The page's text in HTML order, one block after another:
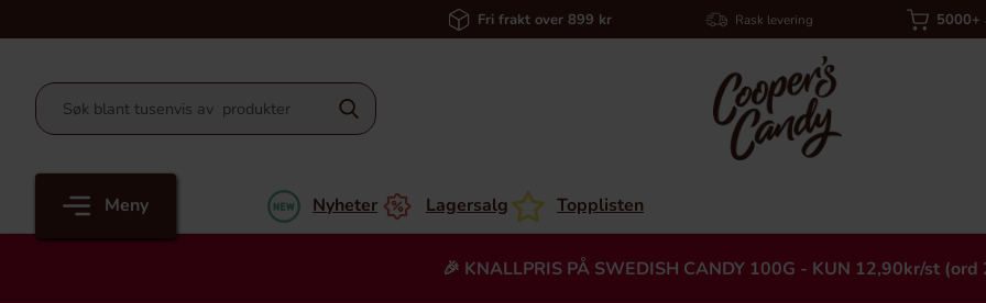
Fri frakt over 899 kr Rask levering 5000+
Meny Nyheter Lagersalg Topplisten
🎉 KNALLPRIS PÅ SWEDISH CANDY 100G - KUN 12,90kr/st (ord